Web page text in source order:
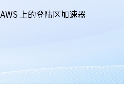
AWS 上的登陆区加速器